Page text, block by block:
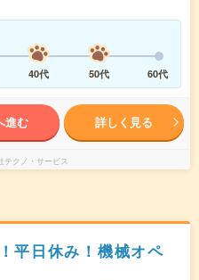
40代 50代 60代
進む 詳しく見る
テクノ・サービス
平日休み！機械オペ